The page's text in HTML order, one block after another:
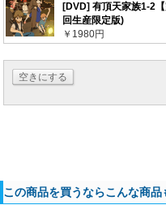
[DVD] 有頂天家族1-2
回生産限定版)
￥1980円
空きにする
この商品を買うならこんな商品